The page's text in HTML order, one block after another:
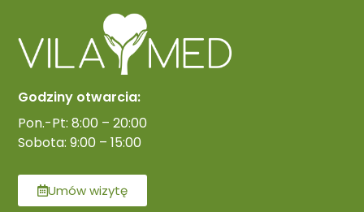
Godziny otwarcia:
Pon.-Pt: 8:00 – 20:00
Sobota: 9:00 – 15:00
Umów wizytę